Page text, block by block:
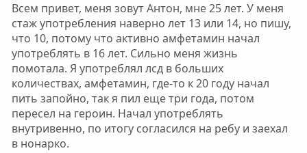
Всем привет, меня зовут Антон, мне 25 лет. У меня
стаж употребления наверно лет 13 или 14, но пишу,
что 10, потому что активно амфетамин начал
употреблять в 16 лет. Сильно меня жизнь
помотала. Я употреблял лсд в больших
количествах, амфетамин, где-то к 20 году начал
пить запойно, так я пил еще три года, потом
пересел на героин. Начал употреблять
внутривенно, по итогу согласился на ребу и заехал
в нонарко.